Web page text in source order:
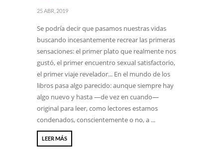
25 ABR, 2019
Se podría decir que pasamos nuestras vidas
buscando incesantemente recrear las primeras
sensaciones: el primer plato que realmente nos
gustó, el primer encuentro sexual satisfactorio,
el primer viaje revelador... En el mundo de los
libros pasa algo parecido: aunque siempre hay
algo nuevo y hasta —de vez en cuando—
original para leer, como lectores estamos
condenados, conscientemente o no, a ...
LEER MÁS